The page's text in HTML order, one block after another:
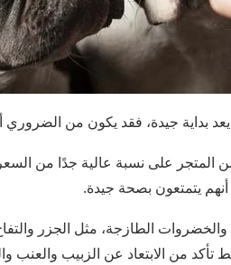
بداية جيدة، فقد يكون من الضروري
المتجر على نسبة عالية جدًا من
أنهم يتمتعون بصحة جيدة.
والخضروات الطازجة، مثل الجزر
من الابتعاد عن الزبيب والعنب